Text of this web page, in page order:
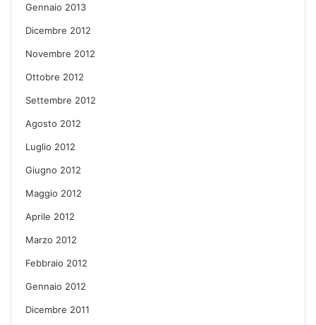
Gennaio 2013
Dicembre 2012
Novembre 2012
Ottobre 2012
Settembre 2012
Agosto 2012
Luglio 2012
Giugno 2012
Maggio 2012
Aprile 2012
Marzo 2012
Febbraio 2012
Gennaio 2012
Dicembre 2011